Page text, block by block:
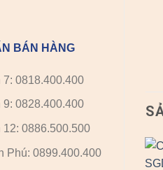
BÁN HÀNG
7: 0818.400.400
9: 0828.400.400
12: 0886.500.500
Phú: 0899.400.400